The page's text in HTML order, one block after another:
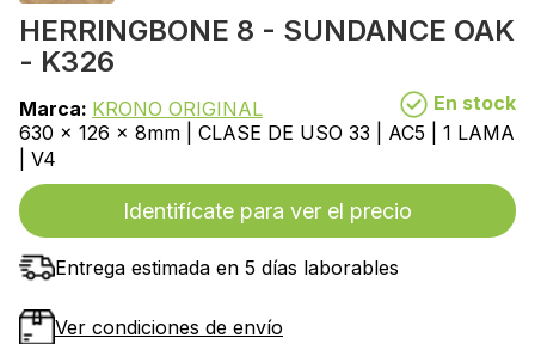
HERRINGBONE 8 - SUNDANCE OAK
- K326
Marca: KRONO ORIGINAL
En stock
630 x 126 x 8mm | CLASE DE USO 33 | AC5 | 1 LAMA
| V4
Identifícate para ver el precio
Entrega estimada en 5 días laborables
Ver condiciones de envío